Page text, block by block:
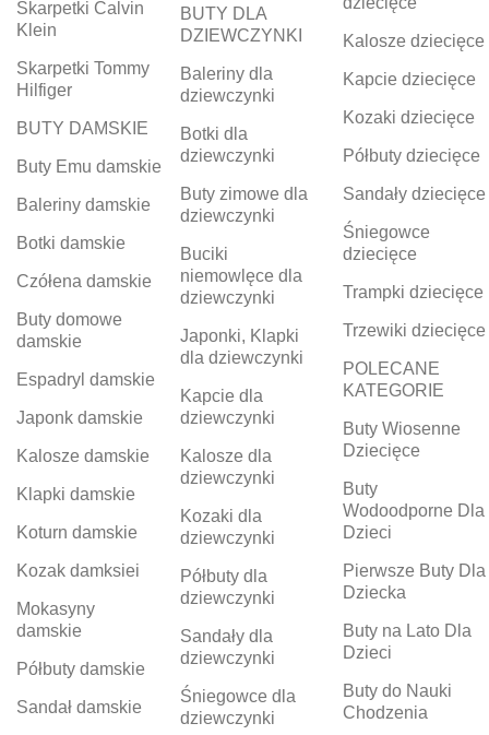
Skarpetki Calvin
Klein
Skarpetki Tommy
Hilfiger
BUTY DAMSKIE
Buty Emu damskie
Baleriny damskie
Botki damskie
Czółena damskie
Buty domowe
damskie
Espadryl damskie
Japonk damskie
Kalosze damskie
Klapki damskie
Koturn damskie
Kozak damksiei
Mokasyny
damskie
Półbuty damskie
Sandał damskie
BUTY DLA
DZIEWCZYNKI
Baleriny dla
dziewczynki
Botki dla
dziewczynki
Buty zimowe dla
dziewczynki
Buciki
niemowlęce dla
dziewczynki
Japonki, Klapki
dla dziewczynki
Kapcie dla
dziewczynki
Kalosze dla
dziewczynki
Kozaki dla
dziewczynki
Półbuty dla
dziewczynki
Sandały dla
dziewczynki
Śniegowce dla
dziewczynki
Kalosze dziecięce
Kapcie dziecięce
Kozaki dziecięce
Półbuty dziecięce
Sandały dziecięce
Śniegowce
dziecięce
Trampki dziecięce
Trzewiki dziecięce
POLECANE
KATEGORIE
Buty Wiosenne
Dziecięce
Buty
Wodoodporne Dla
Dzieci
Pierwsze Buty Dla
Dziecka
Buty na Lato Dla
Dzieci
Buty do Nauki
Chodzenia